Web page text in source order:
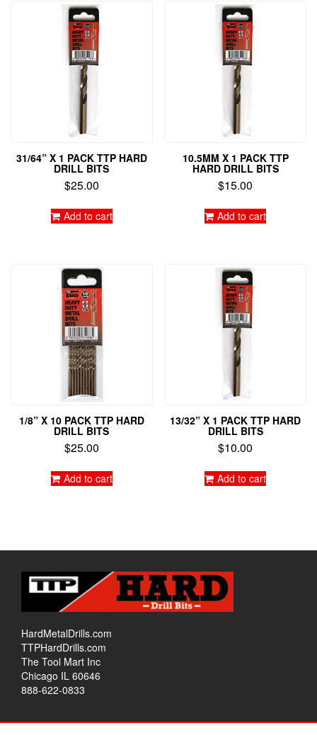
31/64” X 1 PACK TTP HARD
DRILL BITS
$25.00
Add to cart
10.5MM X 1 PACK TTP
HARD DRILL BITS
$15.00
Add to cart
1/8” X 10 PACK TTP HARD
DRILL BITS
$25.00
Add to cart
13/32” X 1 PACK TTP HARD
DRILL BITS
$10.00
Add to cart
HardMetalDrills.com
TTPHardDrills.com
The Tool Mart Inc
Chicago IL 60646
888-622-0833